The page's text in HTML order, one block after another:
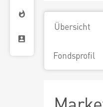
Übersicht
Fondsprofil